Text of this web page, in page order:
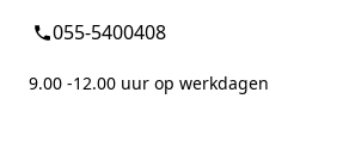
055-5400408
9.00 -12.00 uur op werkdagen